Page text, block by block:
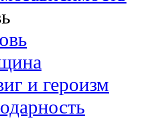
и героизм